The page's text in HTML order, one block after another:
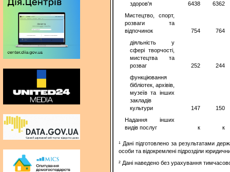
здоров'я
6438
6362
Мистецтво, спорт,
розваги та
відпочинок
754
764
діяльність у
сфері творчості,
мистецтва та
розваг
252
244
функціювання
бібліотек, архівів,
музеїв та інших
закладів
культури
147
150
Надання інших
видів послуг
к к
¹ Дані підготовлено за результатами
особи та відокремлені підрозділи
² Дані наведено без урахування